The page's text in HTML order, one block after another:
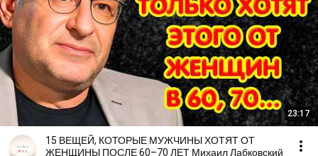
23:17
15 ВЕЩЕЙ, КОТОРЫЕ МУЖЧИНЫ ХОТЯТ ОТ
ЖЕНЩИНЫ ПОСЛЕ 60–70 ЛЕТ Михаил Лабковский